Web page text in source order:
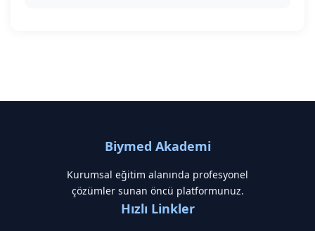
Biymed Akademi
Kurumsal eğitim alanında profesyonel
çözümler sunan öncü platformunuz.
Hızlı Linkler